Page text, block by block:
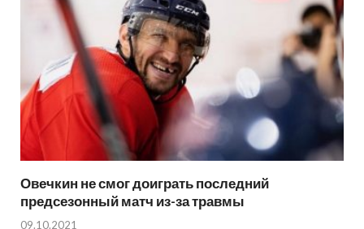
Овечкин не смог доиграть последний
предсезонный матч из-за травмы
09.10.2021